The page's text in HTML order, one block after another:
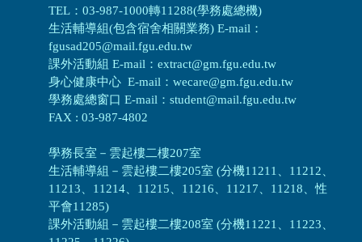
TEL：03-987-1000轉11288(學務處總機)
生活輔導組(包含宿舍相關業務) E-mail：
fgusad205@mail.fgu.edu.tw
課外活動組 E-mail：extract@gm.fgu.edu.tw
身心健康中心 E-mail：wecare@gm.fgu.edu.tw
學務處總窗口 E-mail：student@mail.fgu.edu.tw
FAX : 03-987-4802
學務長室－雲起樓二樓207室
生活輔導組 － 雲起樓二樓205室 (分機11211、11212、
11213、11214、11215、11216、11217、11218、性
平會11285)
課外活動組 － 雲起樓二樓208室 (分機11221、11223、